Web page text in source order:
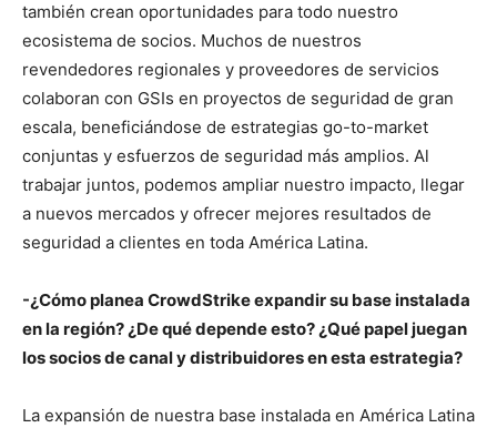
también crean oportunidades para todo nuestro
ecosistema de socios. Muchos de nuestros
revendedores regionales y proveedores de servicios
colaboran con GSIs en proyectos de seguridad de gran
escala, beneficiándose de estrategias go-to-market
conjuntas y esfuerzos de seguridad más amplios. Al
trabajar juntos, podemos ampliar nuestro impacto, llegar
a nuevos mercados y ofrecer mejores resultados de
seguridad a clientes en toda América Latina.
-¿Cómo planea CrowdStrike expandir su base instalada
en la región? ¿De qué depende esto? ¿Qué papel juegan
los socios de canal y distribuidores en esta estrategia?
La expansión de nuestra base instalada en América Latina